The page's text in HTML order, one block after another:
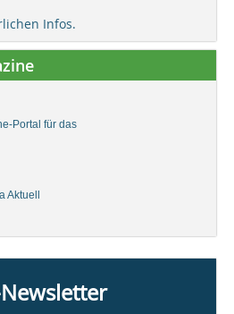
Infos.
Portal für das
Aktuell